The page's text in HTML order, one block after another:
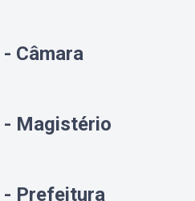
Câmara
- Magistério
- Prefeitura